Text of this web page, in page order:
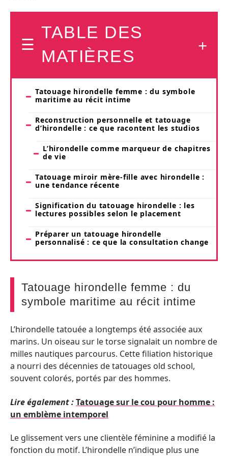
TABLE DES
MATIÈRES
Tatouage hirondelle femme : du symbole
maritime au récit intime
Reconstruction personnelle et tatouage
d’hirondelle : ce que racontent les studios
L’hirondelle comme marqueur de chapitres
de vie
Tatouage miroir mère-fille avec hirondelle :
une tendance récente
Signification du tatouage hirondelle : les
lectures possibles selon le placement
Préparer un tatouage hirondelle
personnalisé : ce que la consultation change
Tatouage hirondelle femme : du
symbole maritime au récit intime
L’hirondelle tatouée a longtemps été associée aux
marins. Un oiseau sur le torse signalait un nombre de
milles nautiques parcourus. Cette filiation historique
a nourri des décennies de tatouages old school,
souvent colorés, portés par des hommes.
Lire également :Tatouage sur le cou pour homme :
un emblème intemporel
Le glissement vers une clientèle féminine a modifié la
fonction du motif. L’hirondelle n’indique plus une